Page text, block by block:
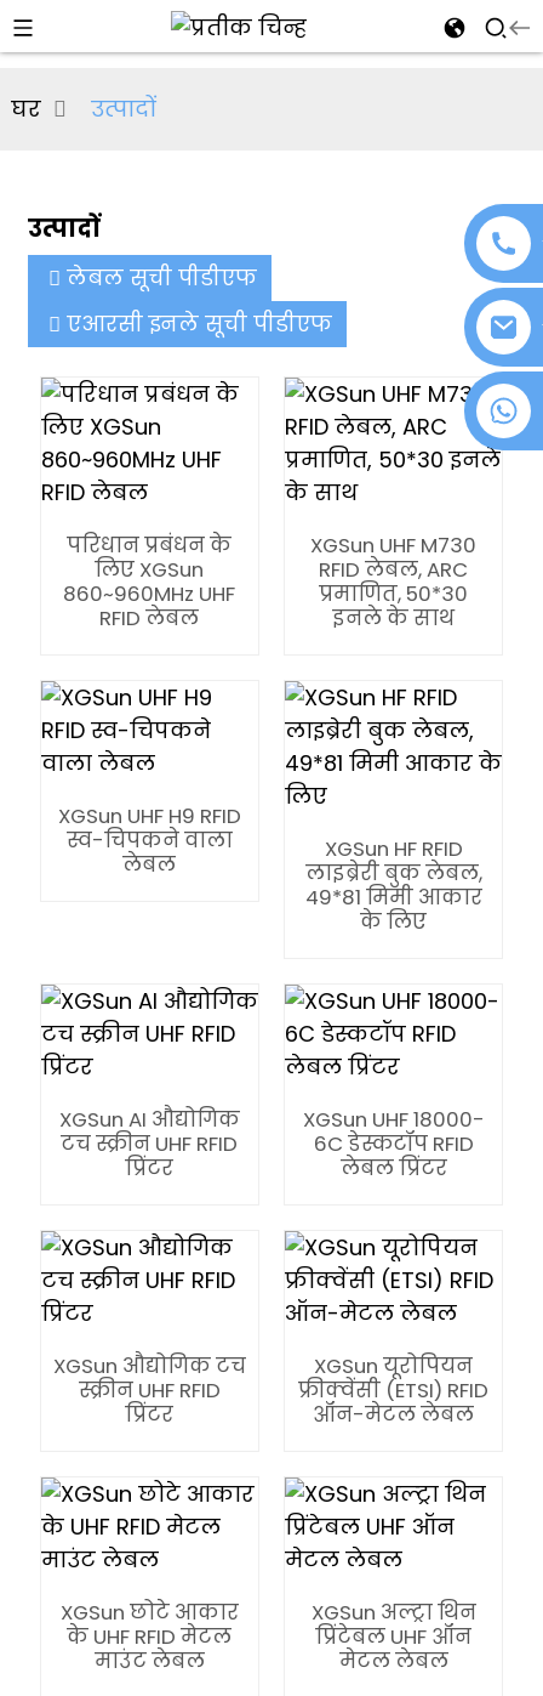
+86 18076372139
घर उत्पादों
उत्पादों
लेबल सूची पीडीएफ
एआरसी इनले सूची पीडीएफ
परिधान प्रबंधन के
लिए XGSun
860~960MHz UHF
RFID लेबल
XGSun UHF M730
RFID लेबल, ARC
प्रमाणित, 50*30
इनले के साथ
XGSun UHF H9 RFID
स्व-चिपकने वाला
लेबल
XGSun HF RFID
लाइब्रेरी बुक लेबल,
49*81 मिमी आकार
के लिए
XGSun AI औद्योगिक
टच स्क्रीन UHF RFID
प्रिंटर
XGSun UHF 18000-
6C डेस्कटॉप RFID
लेबल प्रिंटर
XGSun औद्योगिक टच
स्क्रीन UHF RFID
प्रिंटर
XGSun यूरोपियन
फ्रीक्वेंसी (ETSI) RFID
ऑन-मेटल लेबल
XGSun छोटे आकार
के UHF RFID मेटल
माउंट लेबल
XGSun अल्ट्रा थिन
प्रिंटेबल UHF ऑन
मेटल लेबल